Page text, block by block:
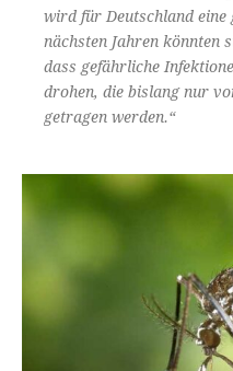
wird für Deutschland eine
nächsten Jahren könnten
dass gefährliche
drohen, die bislang nur
getragen werden.“